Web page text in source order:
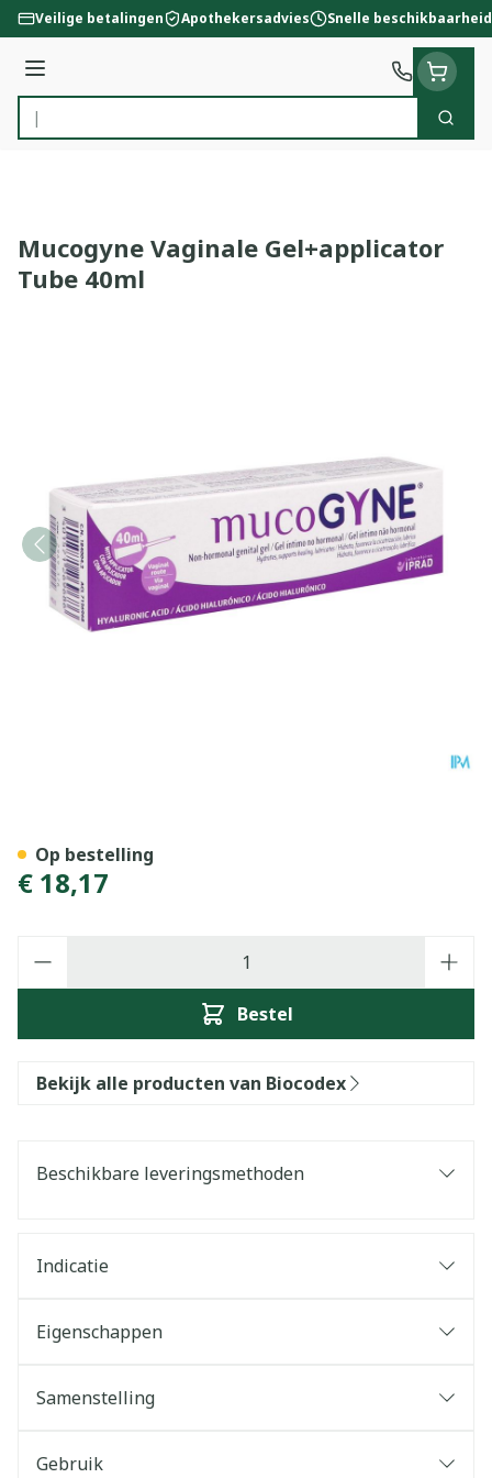
Ga naar de inhoud
Veilige betalingen Apothekersadvies Snelle beschikbaarheid
Menu
Product, merk, categorie...
Zoek
Mucogyne Vaginale Gel+applicator
Tube 40ml
€ 18,17
Bestel
Op bestelling
Bekijk alle producten van Biocodex
Beschikbare leveringsmethoden
Indicatie
Eigenschappen
Samenstelling
Gebruik